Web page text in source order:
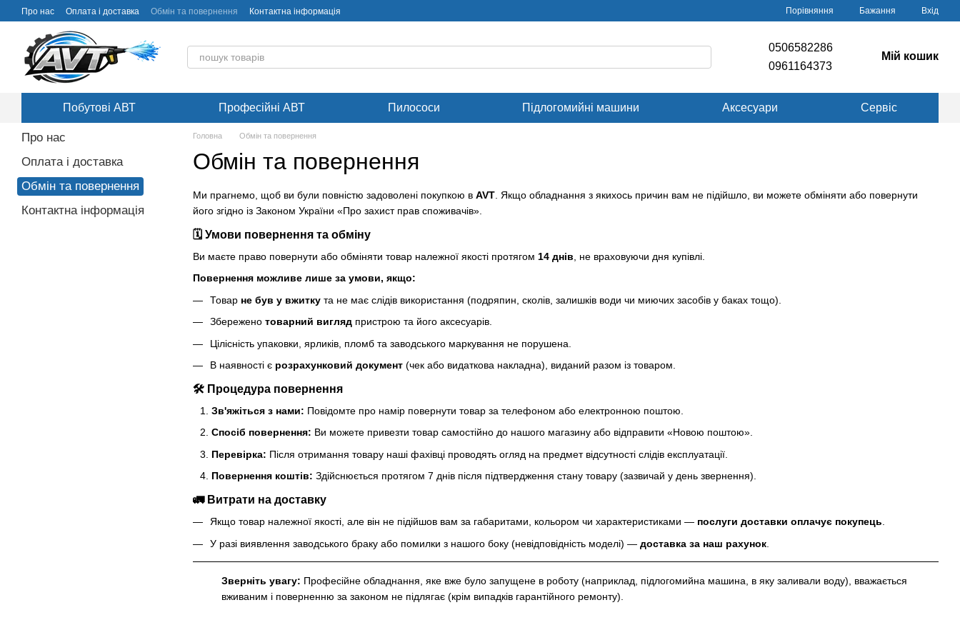
Перейти до основного контенту
Про нас Оплата і доставка Обмін та повернення Контактна інформація Порівняння Бажання Вхід
0506582286
0961164373
Мій кошик
Побутові АВТ Професійні АВТ Пилососи Підлогомийні машини Аксесуари Сервіс
Головна Обмін та повернення
Обмін та повернення
Ми прагнемо, щоб ви були повністю задоволені покупкою в AVT . Якщо обладнання з якихось причин вам не підійшло, ви можете обміняти або повернути
його згідно із Законом України «Про захист прав споживачів».
🗓 Умови повернення та обміну
Ви маєте право повернути або обміняти товар належної якості протягом 14 днів , не враховуючи дня купівлі.
Повернення можливе лише за умови, якщо:
Товар не був у вжитку та не має слідів використання (подряпин, сколів, залишків води чи миючих засобів у баках тощо).
Збережено товарний вигляд пристрою та його аксесуарів.
Цілісність упаковки, ярликів, пломб та заводського маркування не порушена.
В наявності є розрахунковий документ (чек або видаткова накладна), виданий разом із товаром.
🛠 Процедура повернення
Зв'яжіться з нами: Повідомте про намір повернути товар за телефоном або електронною поштою.
Спосіб повернення: Ви можете привезти товар самостійно до нашого магазину або відправити «Новою поштою».
Перевірка: Після отримання товару наші фахівці проводять огляд на предмет відсутності слідів експлуатації.
Повернення коштів: Здійснюється протягом 7 днів після підтвердження стану товару (зазвичай у день звернення).
🚛 Витрати на доставку
Якщо товар належної якості, але він не підійшов вам за габаритами, кольором чи характеристиками — послуги доставки оплачує покупець
У разі виявлення заводського браку або помилки з нашого боку (невідповідність моделі) — доставка за наш рахунок
Зверніть увагу: Професійне обладнання, яке вже було запущене в роботу (наприклад, підлогомийна машина, в яку заливали воду), вважається
вживаним і поверненню за законом не підлягає (крім випадків гарантійного ремонту).
Про нас
Оплата і доставка
Обмін та повернення
Контактна інформація